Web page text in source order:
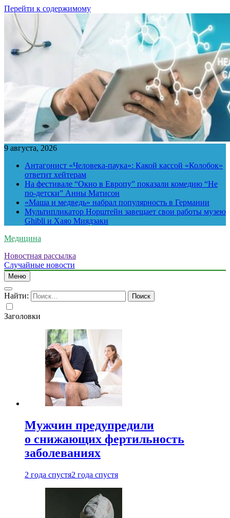
Перейти к содержимому
9 августа, 2026
Антагонист «Человека-паука»: Какой кассой «Колобок»
ответит хейтерам
На фестивале “Окно в Европу” показали комедию “Не
по-детски” Анны Матисон
«Маша и медведь» набрал популярность в Германии
Мультипликатор Норштейн завещает свои работы музею
Ghibli и Хаяо Миядзаки
Медицина
Новостная рассылка
Случайные новости
Меню
Найти:
Заголовки
Мужчин предупредили
о снижающих фертильность
заболеваниях
2 года спустя2 года спустя